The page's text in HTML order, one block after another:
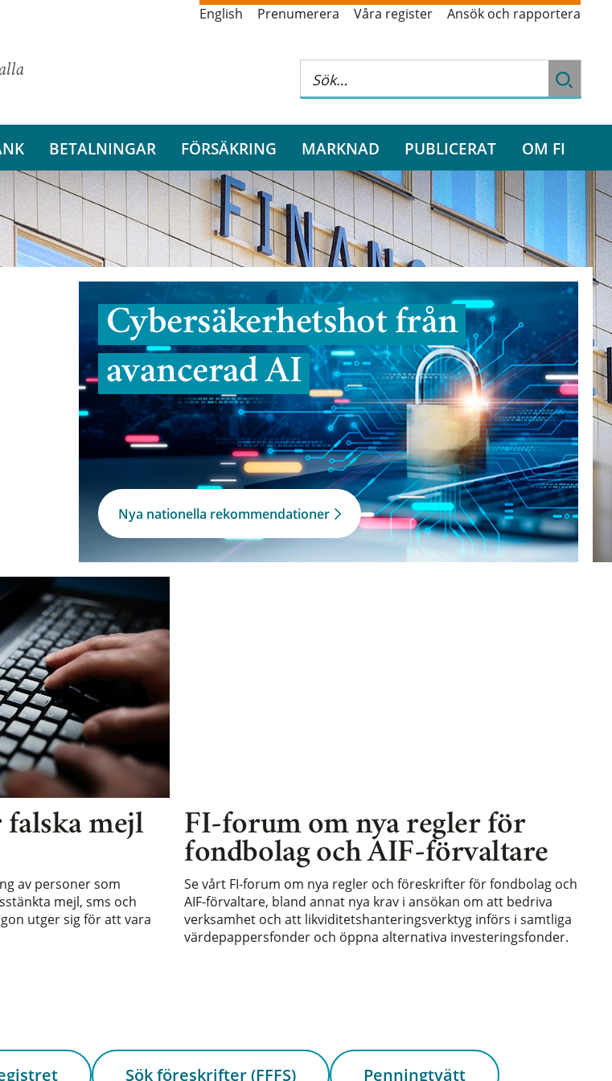
English Prenumerera Våra register Ansök och rapportera
BETALNINGAR FÖRSÄKRING MARKNAD PUBLICERAT OM FI
Cybersäkerhetshot från
avancerad AI
Nya nationella rekommendationer
falska mejl
av personer som
mejl, sms och
utger sig för att vara
FI-forum om nya regler för
fondbolag och AIF-förvaltare
Se vårt FI-forum om nya regler och föreskrifter för fondbolag och
AIF-förvaltare, bland annat nya krav i ansökan om att bedriva
verksamhet och att likviditetshanteringsverktyg införs i samtliga
värdepappersfonder och öppna alternativa investeringsfonder.
Sök föreskrifter (FFFS) Penningtvätt